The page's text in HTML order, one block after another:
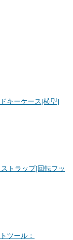
キーケース[横型]
トラップ[回転フッ
ツール：